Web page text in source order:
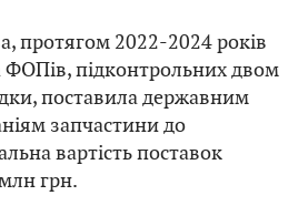
протягом 2022-2024 років
ФОПів, підконтрольних двом
поставила державним
запчастини до
вартість поставок
грн.